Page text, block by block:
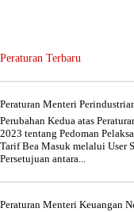
Peraturan Terbaru
Peraturan Menteri
Perubahan Kedua atas
2023 tentang Pedoman
Tarif Bea Masuk melalui User
Persetujuan antara...
Peraturan Menteri Keuangan